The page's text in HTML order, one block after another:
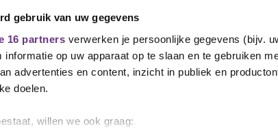
gebruik van uw gegevens
16 partners verwerken je persoonlijke gegevens (bijv.
informatie op uw apparaat op te slaan en te gebruiken
advertenties en content, inzicht in publiek en
doelen.
willen we ook graag:
reacties, wees de eerste!
nieuws